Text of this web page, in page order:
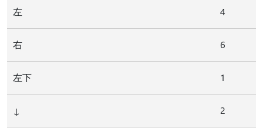
左 4
右 6
左下 1
↓ 2